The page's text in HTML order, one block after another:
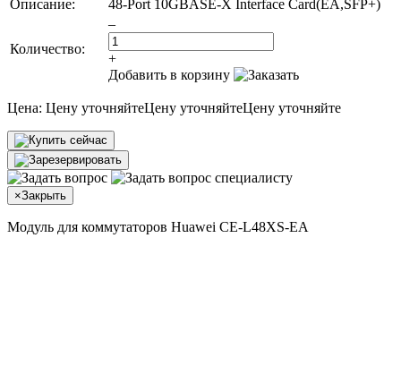
Описание:
48-Port 10GBASE-X Interface Card(EA,SFP+)
Количество:
–
+
Добавить в корзину
Цена: Цену уточняйтеЦену уточняйтеЦену уточняйте
×Закрыть
Модуль для коммутаторов Huawei CE-L48XS-EA